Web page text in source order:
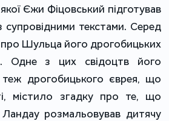
Єжи Фіцовський підготував
супровідними текстами. Серед
про Шульца його дрогобицьких
Одне з цих свідоцтв його
дрогобицького єврея, що
містило згадку про те, що
розмальовував дитячу